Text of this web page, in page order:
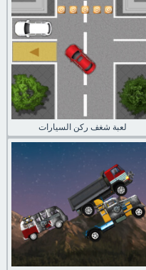
لعبة شغف ركن السيارات